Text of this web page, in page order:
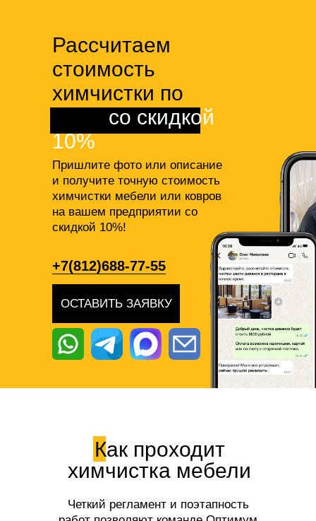
Пришлите фото или описание
и получите точную стоимость
химчистки мебели или ковров
на вашем предприятии со
скидкой 10%!
Рассчитаем
стоимость
химчистки по
со скидкой
10%
ОСТАВИТЬ ЗАЯВКУ
+7(812)688-77-55
Как проходит
химчистка мебели
Четкий регламент и поэтапность